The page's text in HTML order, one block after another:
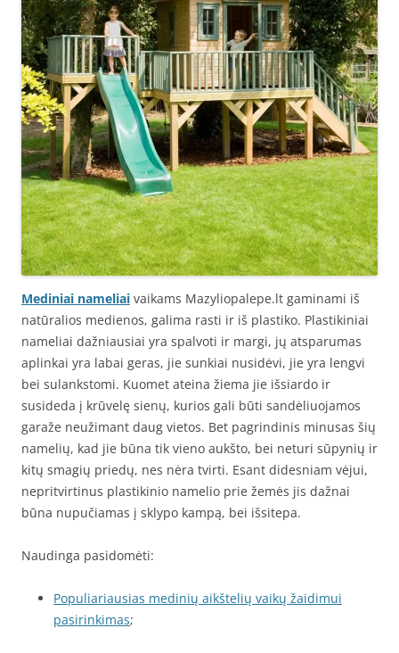
Mediniai nameliai vaikams Mazyliopalepe.lt gaminami iš
natūralios medienos, galima rasti ir iš plastiko. Plastikiniai
nameliai dažniausiai yra spalvoti ir margi, jų atsparumas
aplinkai yra labai geras, jie sunkiai nusidėvi, jie yra lengvi
bei sulankstomi. Kuomet ateina žiema jie išsiardo ir
susideda į krūvelę sienų, kurios gali būti sandėliuojamos
garaže neužimant daug vietos. Bet pagrindinis minusas šių
namelių, kad jie būna tik vieno aukšto, bei neturi sūpynių ir
kitų smagių priedų, nes nėra tvirti. Esant didesniam vėjui,
nepritvirtinus plastikinio namelio prie žemės jis dažnai
būna nupučiamas į sklypo kampą, bei išsitepa.
Naudinga pasidomėti:
Populiariausias medinių aikštelių vaikų žaidimui
pasirinkimas;